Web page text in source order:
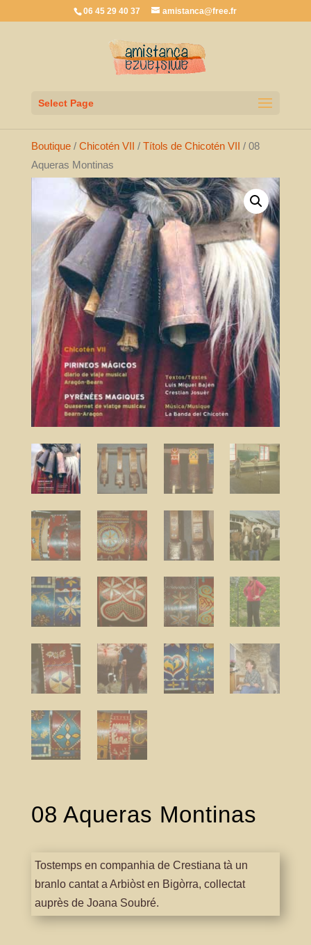
06 45 29 40 37 amistanca@free.fr
Select Page
Boutique/ Chicotén VII / Títols de Chicotén VII
/ 08
Aqueras Montinas
08 Aqueras Montinas
Tostemps en companhia de Crestiana tà un
branlo cantat a Arbiòst en Bigòrra, collectat
auprès de Joana Soubré.